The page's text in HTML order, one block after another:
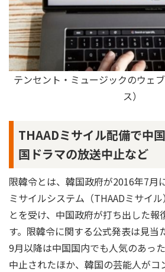
テンセント・ミュージックのウェ
ス）
THAADミサイル配備で中
国ドラマの放送中止など
限韓令とは、韓国政府が2016年7月
ミサイルシステム（THAADミサイ
とを受け、中国政府が打ち出した報
す。限韓令に関する公式発表は見当
9月以降は中国国内でも人気のあっ
中止されたほか、韓国の芸能人がコ